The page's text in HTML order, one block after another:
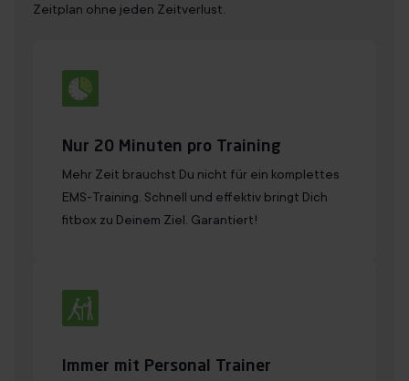
Zeitplan ohne jeden Zeitverlust.
Nur 20 Minuten pro Training
Mehr Zeit brauchst Du nicht für ein komplettes
EMS-Training. Schnell und effektiv bringt Dich
fitbox zu Deinem Ziel. Garantiert!
Immer mit Personal Trainer